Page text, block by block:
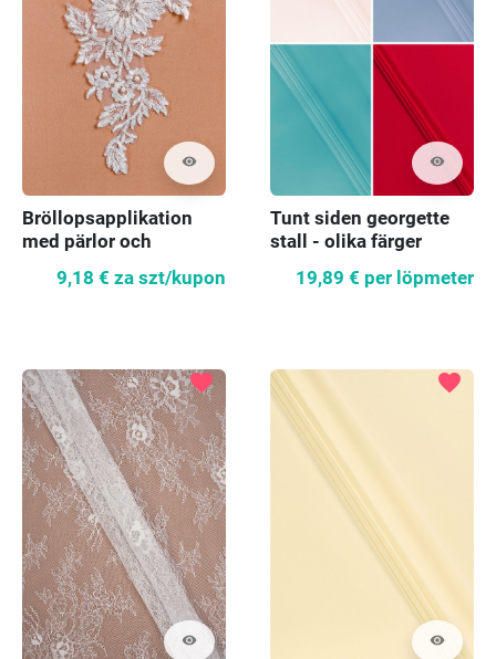
visibility
Bröllopsapplikation
med pärlor och
9,18 € za szt/kupon
visibility
Tunt siden georgette
stall - olika färger
19,89 € per löpmeter
visibility
favorite
visibility
favorite